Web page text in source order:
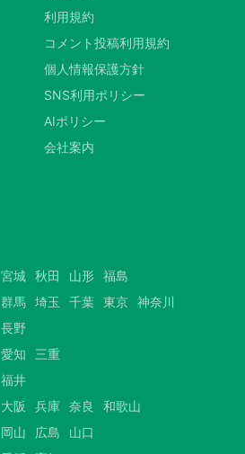
利用規約
コメント投稿利用規約
個人情報保護方針
SNS利用ポリシー
AIポリシー
会社案内
宮城 秋田 山形 福島
群馬 埼玉 千葉 東京 神奈川
長野
愛知
三重
福井
大阪 兵庫 奈良
和歌山
岡山 広島
山口